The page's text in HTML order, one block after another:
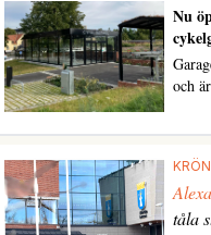
Nu
och
tåla